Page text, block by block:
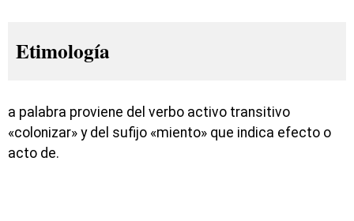
Etimología
a palabra proviene del verbo activo transitivo
«colonizar» y del sufijo «miento» que indica efecto o
acto de.